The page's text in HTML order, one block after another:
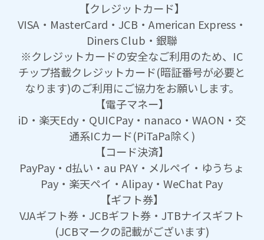
【クレジットカード】
VISA・MasterCard・JCB・American Express・
Diners Club・銀聯
※クレジットカードの安全なご利用のため、IC
チップ搭載クレジットカード(暗証番号が必要と
なります)のご利用にご協力をお願いします。
【電子マネー】
iD・楽天Edy・QUICPay・nanaco・WAON・交
通系ICカード(PiTaPa除く)
【コード決済】
PayPay・d払い・au PAY・メルペイ・ゆうちょ
Pay・楽天ペイ・Alipay・WeChat Pay
【ギフト券】
VJAギフト券・JCBギフト券・JTBナイスギフト
(JCBマークの記載がございます)